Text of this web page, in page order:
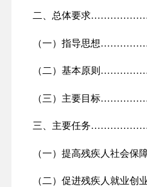
二、总体要求
（一）指导思想
（二）基本原则
（三）主要目标
三、主要任务
（一）提高残疾人
（二）促进残疾人